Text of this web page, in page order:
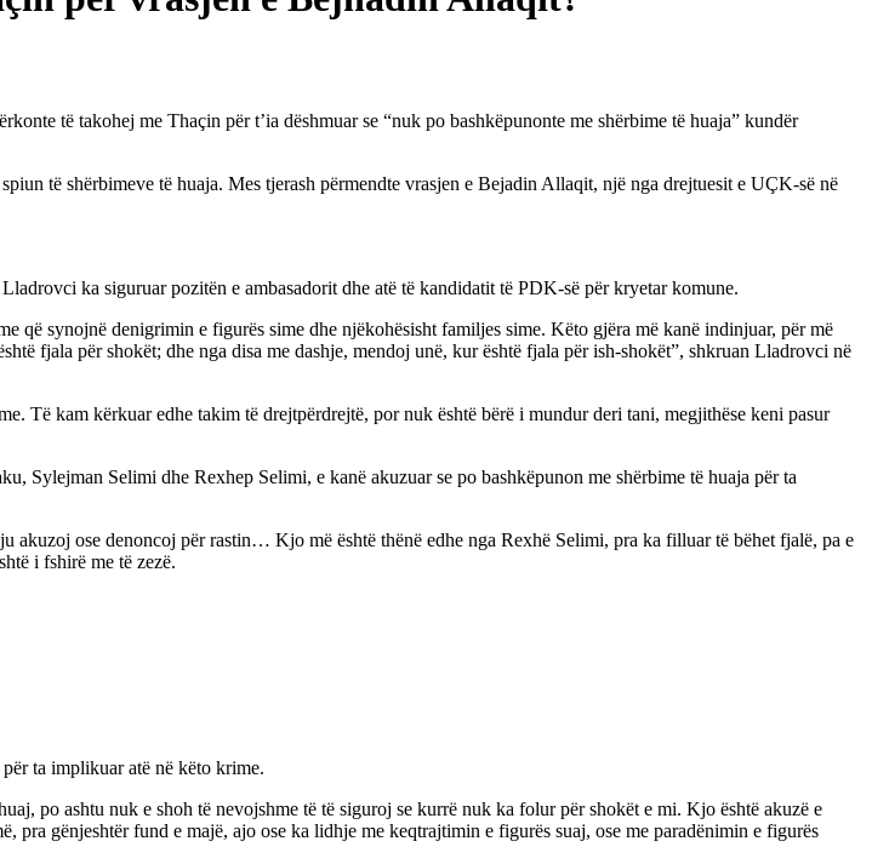
të takohej me Thaçin për t’ia dëshmuar se “nuk po bashkëpunonte me shërbime të huaja” kundër
të shërbimeve të huaja. Mes tjerash përmendte vrasjen e Bejadin Allaqit, një nga drejtuesit e UÇK-së në
ka siguruar pozitën e ambasadorit dhe atë të kandidatit të PDK-së për kryetar komune.
që synojnë denigrimin e figurës sime dhe njëkohësisht familjes sime. Këto gjëra më kanë indinjuar, për më
fjala për shokët; dhe nga disa me dashje, mendoj unë, kur është fjala për ish-shokët”, shkruan Lladrovci në
Të kam kërkuar edhe takim të drejtpërdrejtë, por nuk është bërë i mundur deri tani, megjithëse keni pasur
Sylejman Selimi dhe Rexhep Selimi, e kanë akuzuar se po bashkëpunon me shërbime të huaja për ta
akuzoj ose denoncoj për rastin… Kjo më është thënë edhe nga Rexhë Selimi, pra ka filluar të bëhet fjalë, pa e
i fshirë me të zezë.
ta implikuar atë në këto krime.
po ashtu nuk e shoh të nevojshme të të siguroj se kurrë nuk ka folur për shokët e mi. Kjo është akuzë e
gënjeshtër fund e majë, ajo ose ka lidhje me keqtrajtimin e figurës suaj, ose me paradënimin e figurës